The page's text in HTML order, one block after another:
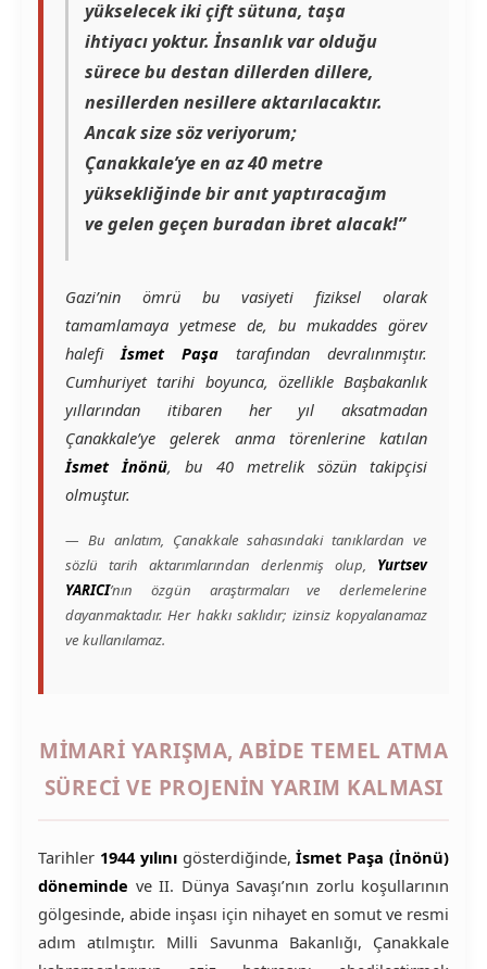
yükselecek iki çift sütuna, taşa
ihtiyacı yoktur. İnsanlık var olduğu
sürece bu destan dillerden dillere,
nesillerden nesillere aktarılacaktır.
Ancak size söz veriyorum;
Çanakkale’ye en az 40 metre
yüksekliğinde bir anıt yaptıracağım
ve gelen geçen buradan ibret alacak!”
Gazi’nin ömrü bu vasiyeti fiziksel olarak
tamamlamaya yetmese de, bu mukaddes görev
halefiİsmet Paşa tarafından devralınmıştır.
Cumhuriyet tarihi boyunca, özellikle Başbakanlık
yıllarından itibaren her yıl aksatmadan
Çanakkale’ye gelerek anma törenlerine katılan
İsmet İnönü, bu 40 metrelik sözün takipçisi
olmuştur.
— Bu anlatım, Çanakkale sahasındaki tanıklardan ve
sözlü tarih aktarımlarından derlenmiş olup, Yurtsev
YARICI’nın özgün araştırmaları ve derlemelerine
dayanmaktadır. Her hakkı saklıdır; izinsiz kopyalanamaz
ve kullanılamaz.
MIMARI YARIŞMA, ABIDE TEMEL ATMA
SÜRECI VE PROJENIN YARIM KALMASI
Tarihler 1944 yılınıgösterdiğinde,İsmet Paşa (İnönü)
döneminde ve II. Dünya Savaşı’nın zorlu koşullarının
gölgesinde, abide inşası için nihayet en somut ve resmi
adım atılmıştır. Milli Savunma Bakanlığı, Çanakkale